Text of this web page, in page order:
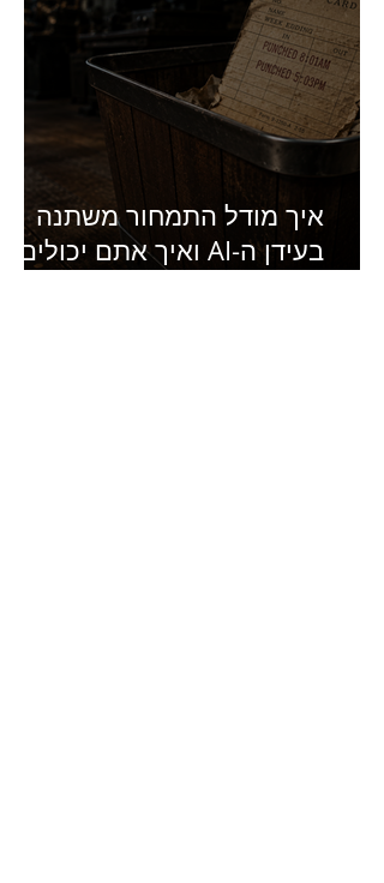
איך מודל התמחור משתנה
בעידן ה-AI ואיך אתם יכולים